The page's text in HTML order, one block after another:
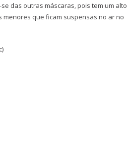
se das outras máscaras, pois tem um alto
menores que ficam suspensas no ar no